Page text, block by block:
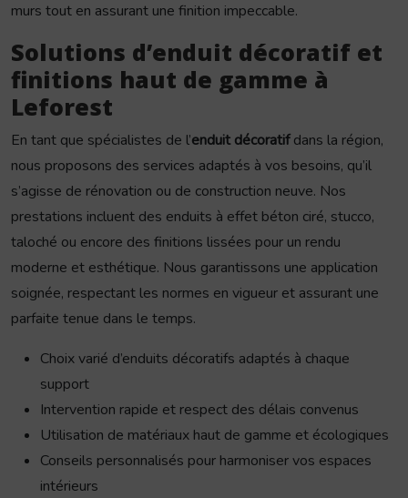
murs tout en assurant une finition impeccable.
Solutions d’enduit décoratif et
finitions haut de gamme à
Leforest
En tant que spécialistes de l’enduit décoratifdans la région,
nous proposons des services adaptés à vos besoins, qu’il
s’agisse de rénovation ou de construction neuve. Nos
prestations incluent des enduits à effet béton ciré, stucco,
taloché ou encore des finitions lissées pour un rendu
moderne et esthétique. Nous garantissons une application
soignée, respectant les normes en vigueur et assurant une
parfaite tenue dans le temps.
Choix varié d’enduits décoratifs adaptés à chaque
support
Intervention rapide et respect des délais convenus
Utilisation de matériaux haut de gamme et écologiques
Conseils personnalisés pour harmoniser vos espaces
intérieurs